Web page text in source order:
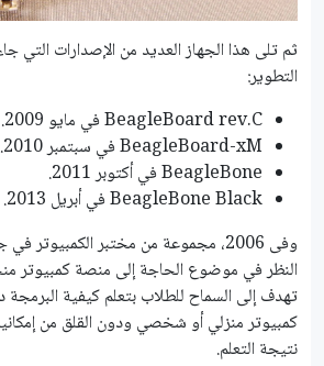
ثم تلى هذا الجهاز العديد من الإصدارات التي
التطوير:
BeagleBoard rev.C في مايو 2009.
BeagleBoard-xM في سبتمبر 2010.
BeagleBone في أكتوبر 2011.
BeagleBone Black في أبريل 2013.
وفى 2006، مجموعة من مختبر الكمبيوتر
النظر في موضوع الحاجة إلى منصة كمبيوتر
تهدف إلى السماح للطلاب بتعلم كيفية
كمبيوتر منزلي أو شخصي ودون القلق من
نتيجة التعلم.